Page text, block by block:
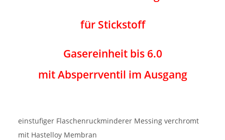
für Stickstoff
Gasereinheit bis 6.0
mit Absperrventil im Ausgang
einstufiger Flaschenruckminderer Messing verchromt
mit Hastelloy Membran